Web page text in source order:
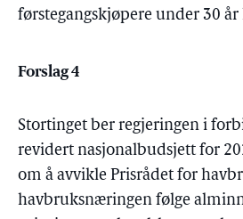
førstegangskjøpere under 30
Forslag 4
Stortinget ber regjeringen i
revidert nasjonalbudsjett for
om å avvikle Prisrådet for
havbruksnæringen følge